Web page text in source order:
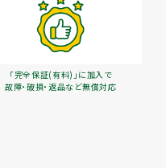
「完全保証(有料)」に加入で
故障・破損・返品など無償対応